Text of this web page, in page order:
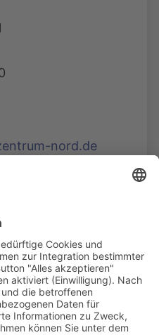
nord.de
für Medien, Bildung
und überall
Mehr erfahren